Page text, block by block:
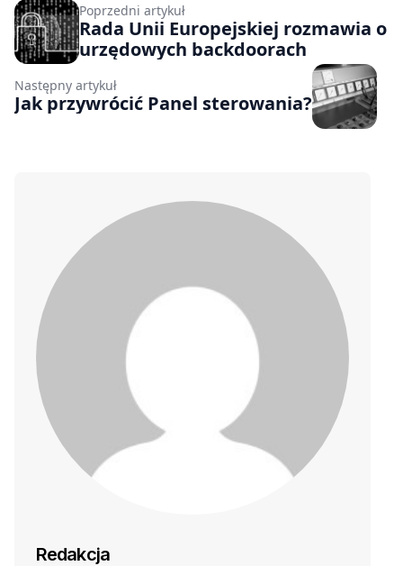
Poprzedni artykuł
Rada Unii Europejskiej rozmawia o
urzędowych backdoorach
Następny artykuł
Jak przywrócić Panel sterowania?
Redakcja